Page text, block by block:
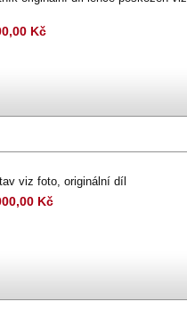
Kč
viz foto, originální díl
Kč